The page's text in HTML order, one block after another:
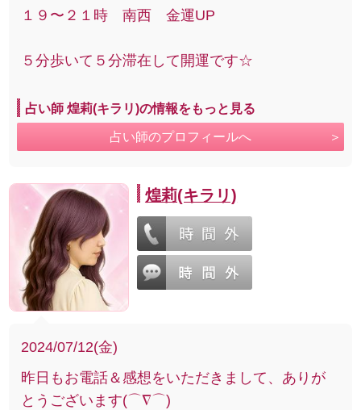
１９〜２１時 南西 金運UP
５分歩いて５分滞在して開運です☆
占い師 煌莉(キラリ)の情報をもっと見る
占い師のプロフィールへ
煌莉(キラリ)
2024/07/12(金)
昨日もお電話＆感想をいただきまして、ありが
とうございます(⌒∇⌒)